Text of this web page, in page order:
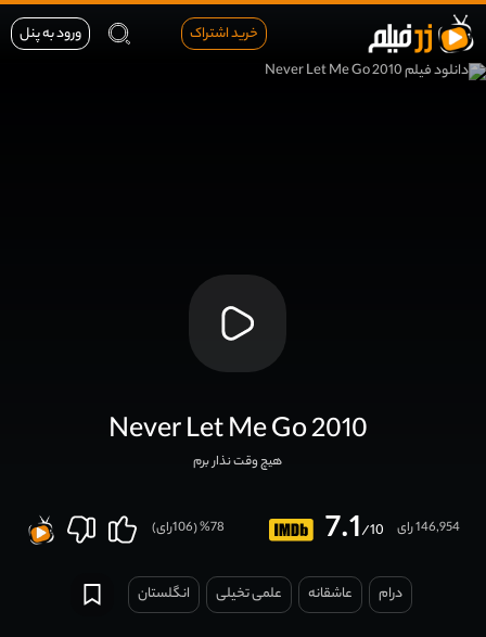
خرید اشتراک ورود به پنل
Never Let Me Go 2010
هیچ وقت نذار برم
7.1/10 146,954 رای 78
% (
106رای)
درام عاشقانه علمی تخیلی انگلستان